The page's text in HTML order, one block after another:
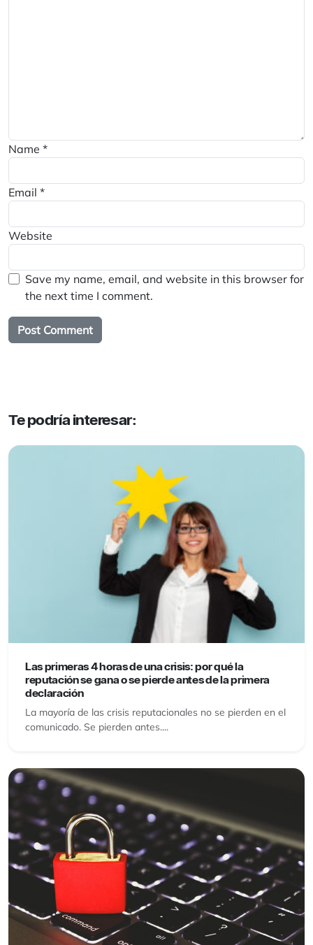
Name *
Email *
Website
Save my name, email, and website in this browser for
the next time I comment.
Te podría interesar:
Las primeras 4 horas de una crisis: por qué la
reputación se gana o se pierde antes de la primera
declaración
La mayoría de las crisis reputacionales no se pierden en el
comunicado. Se pierden antes....